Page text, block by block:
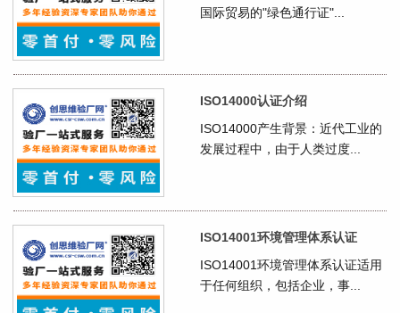
国际贸易的"绿色通行证"...
ISO14000认证介绍
ISO14000产生背景：近代工业的
发展过程中，由于人类过度...
ISO14001环境管理体系认证
ISO14001环境管理体系认证适用
于任何组织，包括企业，事...